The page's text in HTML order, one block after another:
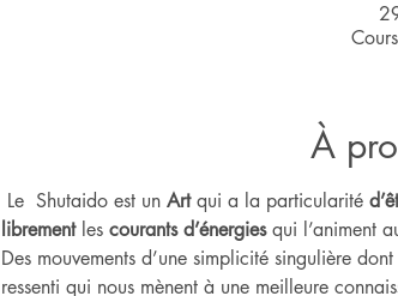
À
Le  Shutaido est un Art qui a la particularité
librement les courants d’énergies qui l’animent
Des mouvements d’une simplicité singulière
ressenti qui nous mènent à une meilleure